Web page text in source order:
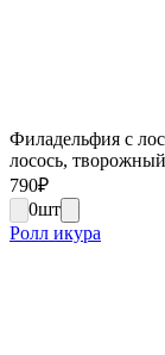
Филадельфия с
лосось,
790₽
0шт
Ролл икура